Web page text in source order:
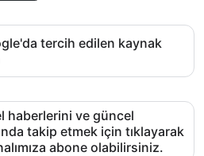
tercih edilen kaynak
haberlerini ve güncel
takip etmek için tıklayarak
abone olabilirsiniz.